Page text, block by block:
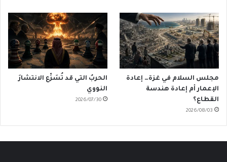
مجلس السلام في غزة… إعادة
الإعمار أم إعادة هندسة
القطاع؟
2026/08/03
الحربُ التي قد تُسَرِّع الانتشارَ
النووي
2026/07/30